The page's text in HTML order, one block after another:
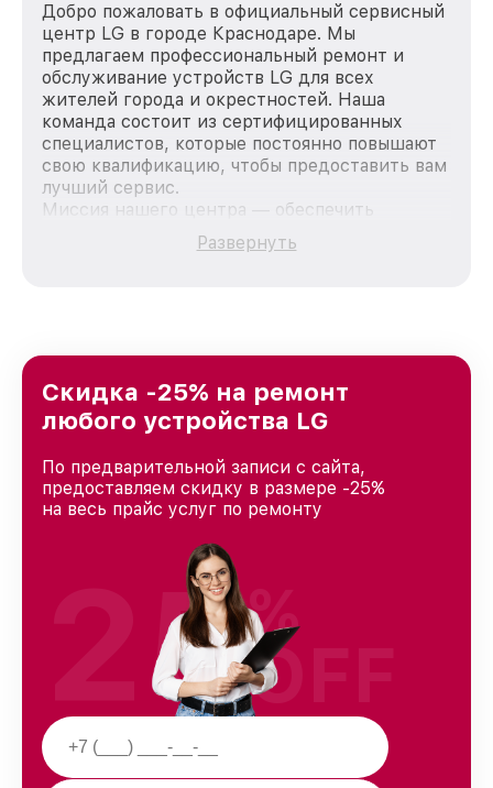
Добро пожаловать в официальный сервисный
центр LG в городе Краснодаре. Мы
предлагаем профессиональный ремонт и
обслуживание устройств LG для всех
жителей города и окрестностей. Наша
команда состоит из сертифицированных
специалистов, которые постоянно повышают
свою квалификацию, чтобы предоставить вам
лучший сервис.
Миссия нашего центра — обеспечить
качественный и доступный ремонт для
каждого пользователя продукции LG, вне
Краснодаре, постоянно повышая уровень
доверия и лояльности наших клиентов.
Развернуть
Скидка -25% на ремонт
любого устройства LG
По предварительной записи с сайта,
предоставляем скидку в размере -25%
на весь прайс услуг по ремонту
25%
OFF